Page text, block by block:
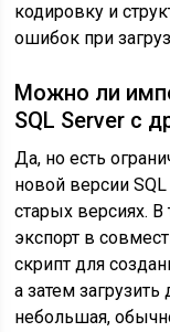
кодировку и
ошибок при
Можно ли
SQL Server с
Да, но есть
новой версии
старых версиях.
экспорт в
скрипт для
а затем
небольшая,